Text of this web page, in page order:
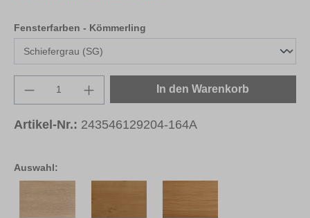
Auswahl:
Fensterfarben - Kömmerling
Produkt Anzahl: Gib den gewünschten
In den Warenkorb
Artikel-Nr.: 243546129204-164A